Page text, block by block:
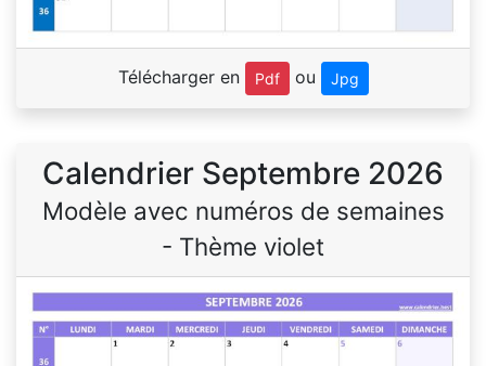
Télécharger en Pdf ou Jpg
Calendrier Septembre 2026
Modèle avec numéros de semaines
- Thème violet